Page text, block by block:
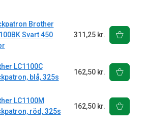
Brother
Svart 450
311,25 kr.
LC1100C
blå, 325s
162,50 kr.
LC1100M
röd, 325s
162,50 kr.